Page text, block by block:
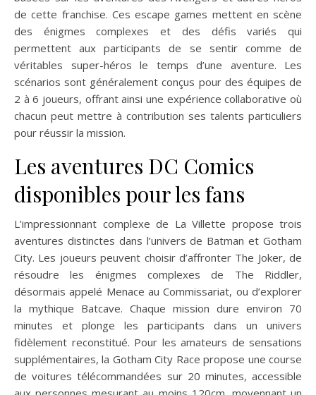
de cette franchise. Ces escape games mettent en scène
des énigmes complexes et des défis variés qui
permettent aux participants de se sentir comme de
véritables super-héros le temps d’une aventure. Les
scénarios sont généralement conçus pour des équipes de
2 à 6 joueurs, offrant ainsi une expérience collaborative où
chacun peut mettre à contribution ses talents particuliers
pour réussir la mission.
Les aventures DC Comics
disponibles pour les fans
L’impressionnant complexe de La Villette propose trois
aventures distinctes dans l’univers de Batman et Gotham
City. Les joueurs peuvent choisir d’affronter The Joker, de
résoudre les énigmes complexes de The Riddler,
désormais appelé Menace au Commissariat, ou d’explorer
la mythique Batcave. Chaque mission dure environ 70
minutes et plonge les participants dans un univers
fidèlement reconstitué. Pour les amateurs de sensations
supplémentaires, la Gotham City Race propose une course
de voitures télécommandées sur 20 minutes, accessible